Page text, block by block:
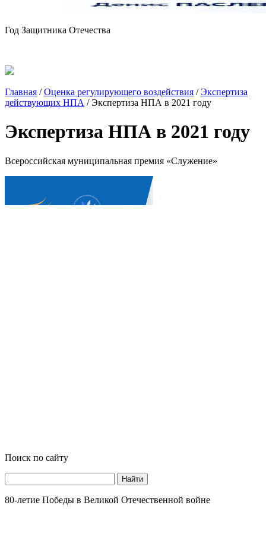
Год Защитника Отечества
Главная /Оценка регулирующего воздействия /Экспертиза
действующих НПА /Экспертиза НПА в 2021 году
Экспертиза НПА в 2021 году
Всероссийская муниципальная премия «Служение»
Поиск по сайту
Найти
80-летие Победы в Великой Отечественной войне